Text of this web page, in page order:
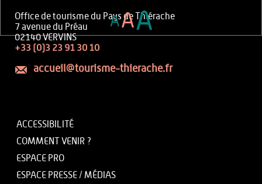
Office de tourisme du Pays de Thiérache
7 avenue du Préau
02140 VERVINS
+33 (0)3 23 91 30 10
accueil@tourisme-thierache.fr
ACCESSIBILITÉ
COMMENT VENIR ?
ESPACE PRO
ESPACE PRESSE / MÉDIAS
AAA